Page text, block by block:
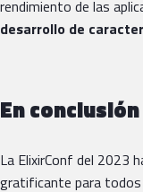
rendimiento de las
desarrollo de
En conclusión
La ElixirConf del 2023
gratificante para